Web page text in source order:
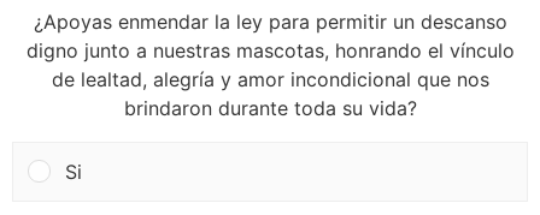
¿Apoyas enmendar la ley para permitir un descanso
digno junto a nuestras mascotas, honrando el vínculo
de lealtad, alegría y amor incondicional que nos
brindaron durante toda su vida?
Si